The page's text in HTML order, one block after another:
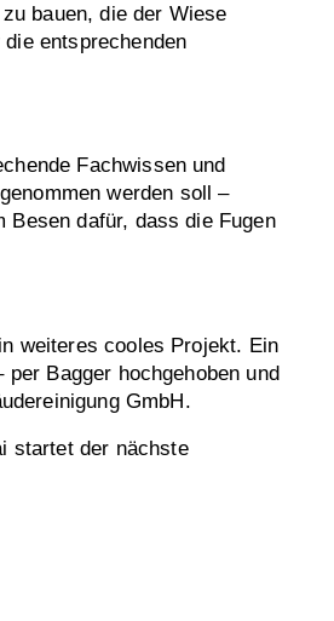
bauen, die der Wiese
entsprechenden
Fachwissen und
werden soll –
Besen dafür, dass die Fugen
weiteres cooles Projekt. Ein
Bagger hochgehoben und
GmbH.
startet der nächste